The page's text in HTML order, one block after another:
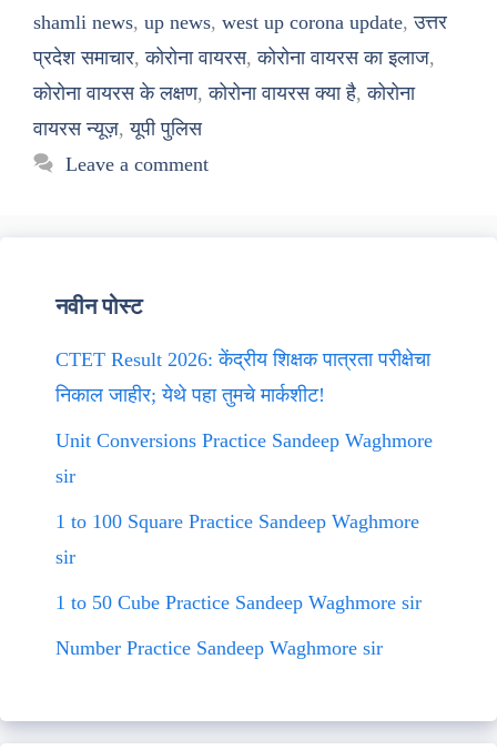
shamli news, up news, west up corona update,उत्तर
प्रदेश समाचार,कोरोना वायरस,कोरोना वायरस का इलाज,
कोरोना वायरस के लक्षण,कोरोना वायरस क्या है,कोरोना
वायरस न्यूज़,यूपी पुलिस
Leave a comment
नवीन पोस्ट
CTET Result 2026: केंद्रीय शिक्षक पात्रता परीक्षेचा
निकाल जाहीर; येथे पहा तुमचे मार्कशीट!
Unit Conversions Practice Sandeep Waghmore
sir
1 to 100 Square Practice Sandeep Waghmore
sir
1 to 50 Cube Practice Sandeep Waghmore sir
Number Practice Sandeep Waghmore sir